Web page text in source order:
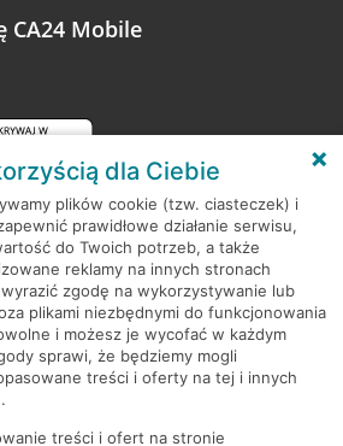
CA24 Mobile
dla Ciebie
plików cookie (tzw. ciasteczek) i
prawidłowe działanie serwisu,
do Twoich potrzeb, a także
reklamy na innych stronach
zgodę na wykorzystywanie lub
plikami niezbędnymi do funkcjonowania
i możesz je wycofać w każdym
sprawi, że będziemy mogli
treści i oferty na tej i innych
treści i ofert na stronie